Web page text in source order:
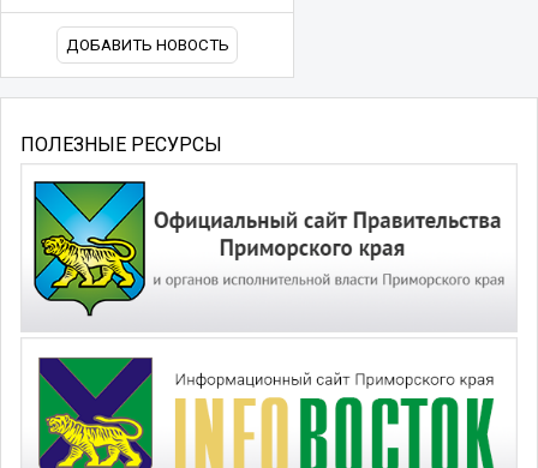
ДОБАВИТЬ НОВОСТЬ
ПОЛЕЗНЫЕ РЕСУРСЫ